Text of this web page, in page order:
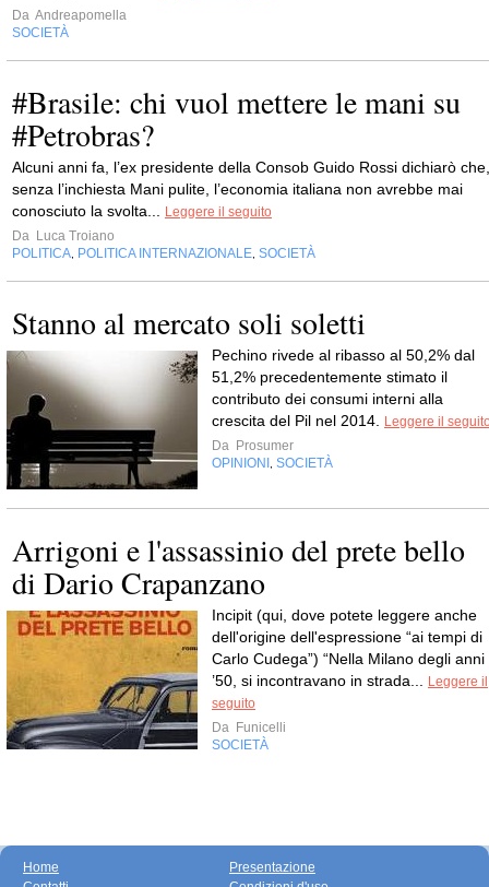
Da Andreapomella
SOCIETÀ
#Brasile: chi vuol mettere le mani su
#Petrobras?
Alcuni anni fa, l’ex presidente della Consob Guido Rossi dichiarò che,
senza l’inchiesta Mani pulite, l’economia italiana non avrebbe mai
conosciuto la svolta...
Leggere il seguito
Da Luca Troiano
POLITICA POLITICA INTERNAZIONALE SOCIETÀ
Stanno al mercato soli soletti
Pechino rivede al ribasso al 50,2% dal
51,2% precedentemente stimato il
contributo dei consumi interni alla
crescita del Pil nel 2014.
Leggere il
Da Prosumer
OPINIONI SOCIETÀ
Arrigoni e l'assassinio del prete bello
di Dario Crapanzano
Incipit (qui, dove potete leggere anche
dell'origine dell'espressione “ai tempi di
Carlo Cudega”) “Nella Milano degli anni
’50, si incontravano in strada...
Leggere il
seguito
Da Funicelli
SOCIETÀ
Home
Presentazione